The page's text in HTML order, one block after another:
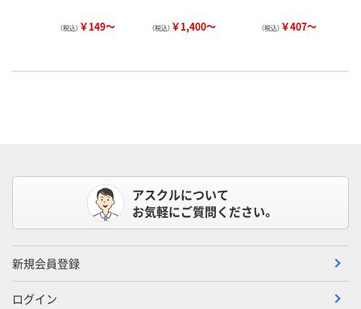
（税込） ￥149～ （税込） ￥1,400～ （税込） ￥407～
アスクルについて
お気軽にご質問ください。
新規会員登録
ログイン